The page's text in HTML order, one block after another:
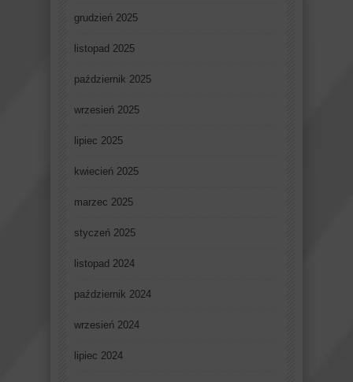
grudzień 2025
listopad 2025
październik 2025
wrzesień 2025
lipiec 2025
kwiecień 2025
marzec 2025
styczeń 2025
listopad 2024
październik 2024
wrzesień 2024
lipiec 2024